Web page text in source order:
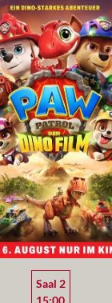
Saal 2